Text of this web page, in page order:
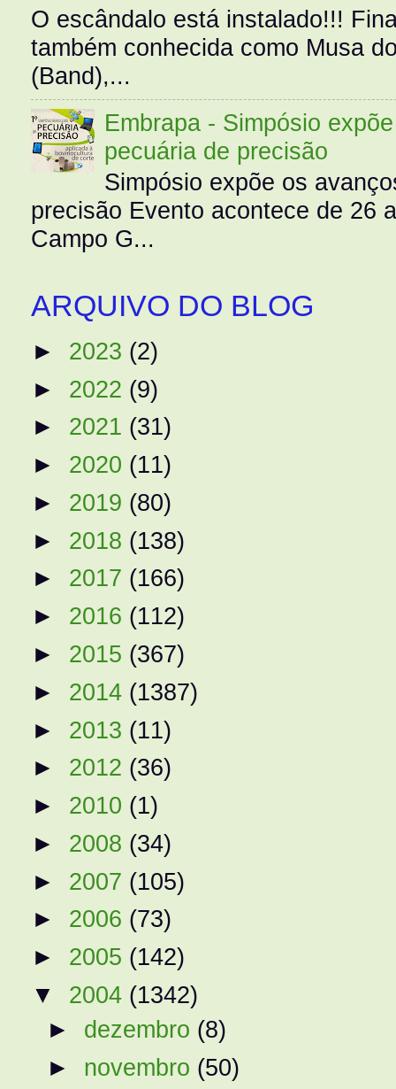
O escândalo está instalado!!!
também conhecida como Musa
(Band),...
Embrapa - Simpósio
pecuária de precisão
Simpósio expõe os
precisão Evento acontece de 26
Campo G...
ARQUIVO DO BLOG
► 2023 (2)
► 2022 (9)
► 2021 (31)
► 2020 (11)
► 2019 (80)
► 2018 (138)
► 2017 (166)
► 2016 (112)
► 2015 (367)
► 2014 (1387)
► 2013 (11)
► 2012 (36)
► 2010 (1)
► 2008 (34)
► 2007 (105)
► 2006 (73)
► 2005 (142)
▼ 2004 (1342)
► dezembro (8)
► novembro (50)